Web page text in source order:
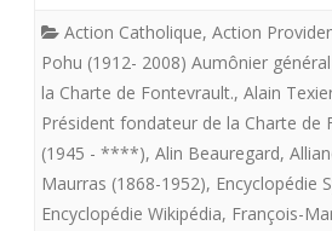
Action Catholique, Action
Pohu (1912- 2008) Aumônier
la Charte de Fontevrault., Alain
Président fondateur de la Charte de
(1945 - ****), Alin Beauregard,
Maurras (1868-1952), Encyclopédie
Encyclopédie Wikipédia, François-